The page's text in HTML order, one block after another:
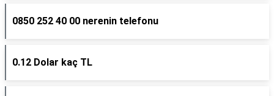
0850 252 40 00 nerenin telefonu
0.12 Dolar kaç TL